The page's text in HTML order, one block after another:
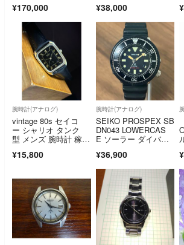
ー ステンレススチー
ル 自動巻き メンズ 腕
時計
¥170,000 ¥38,000
腕時計(アナログ)
vintage 80s セイコ
ー シャリオ タンク
型 メンズ 腕時計 稼働
字盤
¥15,800
腕時計(アナログ)
SEIKO PROSPEX SB
DN043 LOWERCAS
E ソーラー ダイバ
ロスペックス V147
¥36,900